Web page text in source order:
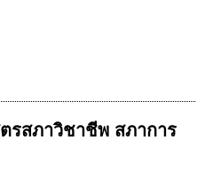
รสภาวิชาชีพ สภาการ